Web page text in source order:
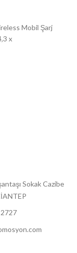
Mobil Şarj
x
Sokak Cazibe